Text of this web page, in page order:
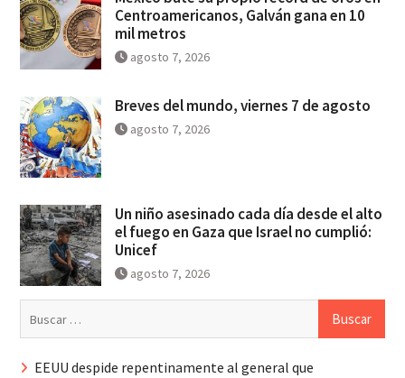
Centroamericanos, Galván gana en 10
mil metros
agosto 7, 2026
Breves del mundo, viernes 7 de agosto
agosto 7, 2026
Un niño asesinado cada día desde el alto
el fuego en Gaza que Israel no cumplió:
Unicef
agosto 7, 2026
EEUU despide repentinamente al general que